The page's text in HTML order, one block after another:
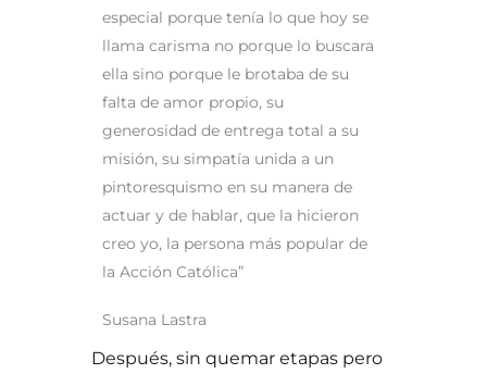
especial porque tenía lo que hoy se
llama carisma no porque lo buscara
ella sino porque le brotaba de su
falta de amor propio, su
generosidad de entrega total a su
misión, su simpatía unida a un
pintoresquismo en su manera de
actuar y de hablar, que la hicieron
creo yo, la persona más popular de
la Acción Católica”
Susana Lastra
Después, sin quemar etapas pero